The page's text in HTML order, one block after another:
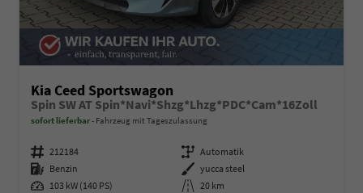
Kia Ceed Sportswagon
Spin SW AT Spin*Navi*Shzg*Lhzg*PDC*Cam*16Zoll
sofort lieferbar Fahrzeug mit Tageszulassung
Fahrzeugnummer 212184 Getriebe Automatik
Kraftstoff Benzin Außenfarbe yucca steel
Leistung 103 kW (140 PS) Kilometerstand 20 km